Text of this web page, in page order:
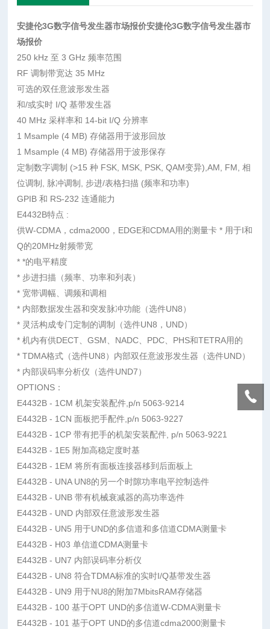
安捷伦3G数字信号发生器市场报价安捷伦3G数字信号发生器市
场报价
250 kHz 至 3 GHz 频率范围
RF 调制带宽达 35 MHz
可选的双任意波形发生器
和/或实时 I/Q 基带发生器
40 MHz 采样率和 14-bit I/Q 分辨率
1 Msample (4 MB) 存储器用于波形回放
1 Msample (4 MB) 存储器用于波形保存
定制数字调制 (>15 种 FSK, MSK, PSK, QAM变异),AM, FM, 相
位调制, 脉冲调制, 步进/表格扫描 (频率和功率)
GPIB 和 RS-232 连通能力
E4432B特点 :
供W-CDMA，cdma2000，EDGE和CDMA用的测量卡 * 用于I和
Q的20MHz射频带宽
* *的电平精度
* 步进扫描（频率、功率和列表）
* 宽带调幅、调频和调相
* 内部数据发生器和突发脉冲功能（选件UN8）
* 灵活构成专门定制的调制（选件UN8，UND）
* 机内有供DECT、GSM、NADC、PDC、PHS和TETRA用的
* TDMA格式（选件UN8）内部双任意波形发生器（选件UND）
* 内部误码率分析仪（选件UND7）
OPTIONS：
E4432B - 1CM 机架安装配件,p/n 5063-9214
E4432B - 1CN 面板把手配件,p/n 5063-9227
E4432B - 1CP 带有把手的机架安装配件, p/n 5063-9221
E4432B - 1E5 附加高稳定度时基
E4432B - 1EM 将所有面板连接器移到后面板上
E4432B - UNA UN8的另一个时隙功率电平控制选件
E4432B - UNB 带有机械衰减器的高功率选件
E4432B - UND 内部双任意波形发生器
E4432B - UN5 用于UND的多信道和多信道CDMA测量卡
E4432B - H03 单信道CDMA测量卡
E4432B - UN7 内部误码率分析仪
E4432B - UN8 符合TDMA标准的实时I/Q基带发生器
E4432B - UN9 用于NU8的附加7MbitsRAM存储器
E4432B - 100 基于OPT UND的多信道W-CDMA测量卡
E4432B - 101 基于OPT UND的多信道cdma2000测量卡